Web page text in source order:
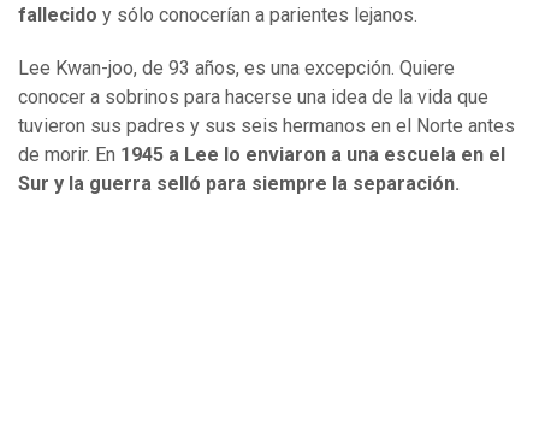
fallecido y sólo conocerían a parientes lejanos.
Lee Kwan-joo, de 93 años, es una excepción. Quiere
conocer a sobrinos para hacerse una idea de la vida que
tuvieron sus padres y sus seis hermanos en el Norte antes
de morir. En 1945 a Lee lo enviaron a una escuela en el
Sur y la guerra selló para siempre la separación.